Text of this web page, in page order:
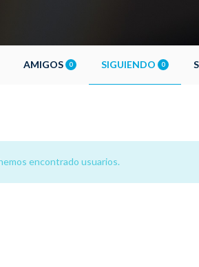
AMIGOS 0 SIGUIENDO 0
encontrado usuarios.